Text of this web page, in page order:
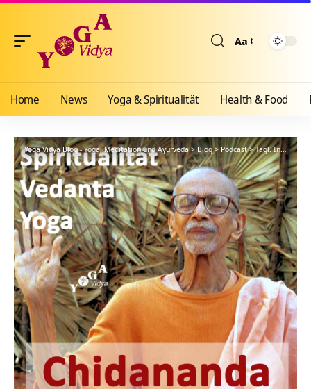
Aa
Home News Yoga & Spiritualität Health & Food
Yoga Vidya Blog - Yoga, Meditation und Ayurveda>Blog>Podcast>Tägl. Inspiration